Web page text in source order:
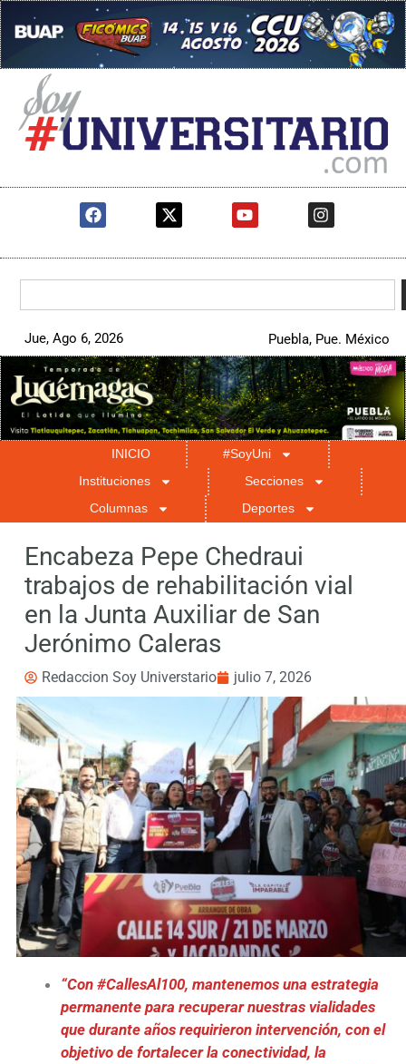
Jue, Ago 6, 2026 Puebla, Pue. México
INICIO
#SoyUni
Instituciones
Secciones
Columnas
Deportes
Encabeza Pepe Chedraui
trabajos de rehabilitación vial
en la Junta Auxiliar de San
Jerónimo Caleras
Redaccion Soy Universtario julio 7, 2026
“Con #CallesAl100, mantenemos una estrategia
permanente para recuperar nuestras vialidades
que durante años requirieron intervención, con el
objetivo de fortalecer la conectividad, la